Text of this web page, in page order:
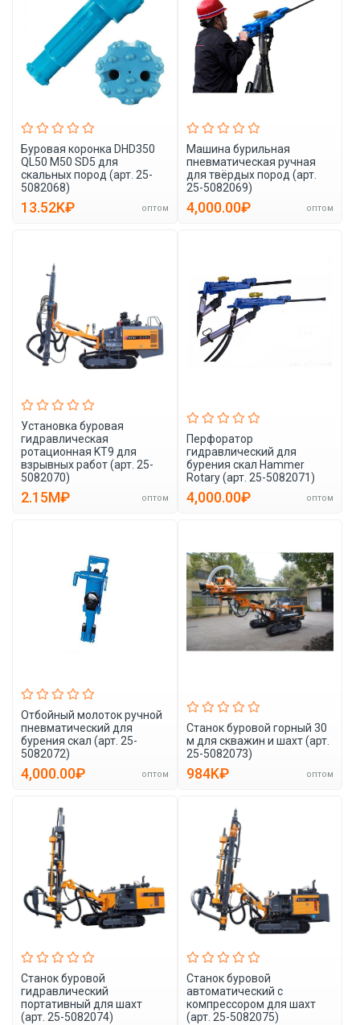
Буровая коронка DHD350
QL50 M50 SD5 для
скальных пород (арт. 25-
5082068)
13.52K₽ оптом
Машина бурильная
пневматическая ручная
для твёрдых пород (арт.
25-5082069)
4,000.00₽ оптом
Установка буровая
гидравлическая
ротационная KT9 для
взрывных работ (арт. 25-
5082070)
2.15M₽ оптом
Перфоратор
гидравлический для
бурения скал Hammer
Rotary (арт. 25-5082071)
4,000.00₽ оптом
Отбойный молоток ручной
пневматический для
бурения скал (арт. 25-
5082072)
4,000.00₽ оптом
Станок буровой горный 30
м для скважин и шахт (арт.
25-5082073)
984K₽ оптом
Станок буровой
гидравлический
портативный для шахт
(арт. 25-5082074)
Станок буровой
автоматический с
компрессором для шахт
(арт. 25-5082075)